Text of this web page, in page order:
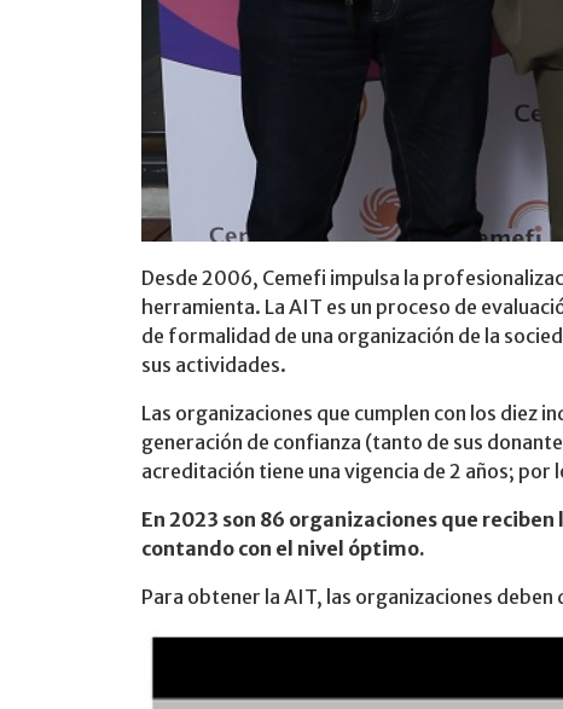
Desde 2006, Cemefi impulsa la
herramienta. La AIT es un proceso de
de formalidad de una organización de la
sus actividades.
Las organizaciones que cumplen con los diez
generación de confianza (tanto de sus
acreditación tiene una vigencia de 2 años;
En 2023 son 86 organizaciones que
contando con el nivel óptimo.
Para obtener la AIT, las organizaciones